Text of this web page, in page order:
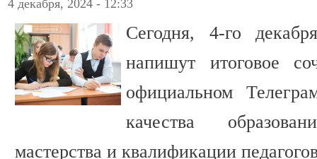
4 декабря, 2024 - 12:33
Сегодня, 4-го
напишут итоговое
официальном
качества
мастерства и квалификации